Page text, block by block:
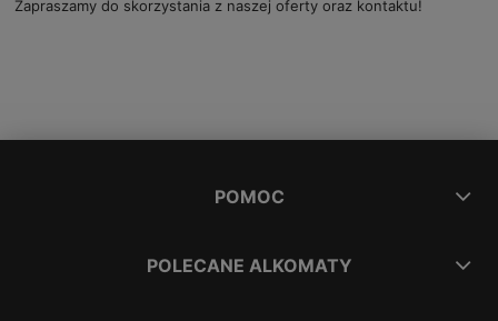
Zapraszamy do skorzystania z naszej oferty oraz kontaktu!
POMOC
POLECANE ALKOMATY